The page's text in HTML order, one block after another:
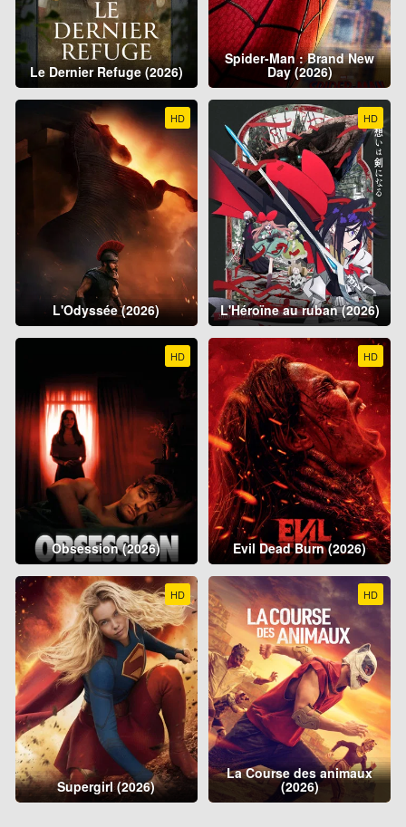
Le Dernier Refuge (2026)
Spider-Man : Brand New
Day (2026)
HD
L'Odyssée (2026)
HD
L'Héroïne au ruban (2026)
HD
Obsession (2026)
HD
Evil Dead Burn (2026)
HD
Supergirl (2026)
HD
La Course des animaux
(2026)